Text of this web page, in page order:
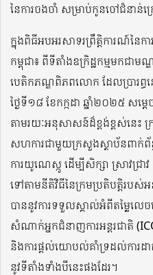
នៃការចងចាំ សម្រាប់កូនចៅជំនាន់ក្
ក្នុងពិធីអបអរសាទរព្រឹត្តិការណ៍នៃ
កម្ពុជា៖ ពីទីតាំងឧក្រិដ្ឋកម្មមកជាម
បេតិកភណ្ឌពិភពលោក ដែលប្រារព្
ថ្ងៃទី១៨ ខែកក្កដា ឆ្នាំ២០២៥ សម្
តាមរយៈអនុសាសន៍ដ៏ខ្ពង់ខ្ពស់នេះ
សហការជាមួយក្រសួងស្ថាប័នពាក់ព័ន្
ការយូណេស្កូ ដើម្បីសិក្សា ស្រាវជ្រ
ទៅតាមនីតិវិធីនៃក្រមប្រតិបត្តិរប
បាននូវការទទួលស្គាល់អំពីតម្លៃល
សំណាក់អ្នកជំនាញការអន្តរជាតិ
និងការផ្តល់យោបល់គាំទ្រដល់ការ
នូវទីតាំងទាំងបីនេះផងដែរ។